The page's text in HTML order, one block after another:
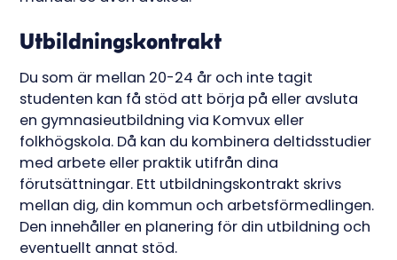
Utbildningskontrakt
Du som är mellan 20-24 år och inte tagit
studenten kan få stöd att börja på eller avsluta
en gymnasieutbildning via Komvux eller
folkhögskola. Då kan du kombinera deltidsstudier
med arbete eller praktik utifrån dina
förutsättningar. Ett utbildningskontrakt skrivs
mellan dig, din kommun och arbetsförmedlingen.
Den innehåller en planering för din utbildning och
eventuellt annat stöd.